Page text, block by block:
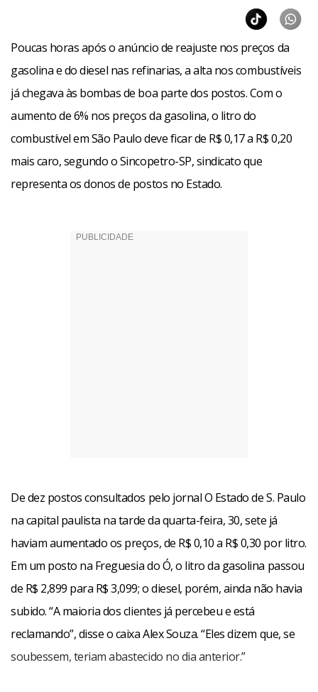
Poucas horas após o anúncio de reajuste nos preços da
gasolina e do diesel nas refinarias, a alta nos combustíveis
já chegava às bombas de boa parte dos postos. Com o
aumento de 6% nos preços da gasolina, o litro do
combustível em São Paulo deve ficar de R$ 0,17 a R$ 0,20
mais caro, segundo o Sincopetro-SP, sindicato que
representa os donos de postos no Estado.
De dez postos consultados pelo jornal O Estado de S. Paulo
na capital paulista na tarde da quarta-feira, 30, sete já
haviam aumentado os preços, de R$ 0,10 a R$ 0,30 por litro.
Em um posto na Freguesia do Ó, o litro da gasolina passou
de R$ 2,899 para R$ 3,099; o diesel, porém, ainda não havia
subido. “A maioria dos clientes já percebeu e está
reclamando”, disse o caixa Alex Souza. “Eles dizem que, se
soubessem, teriam abastecido no dia anterior.”